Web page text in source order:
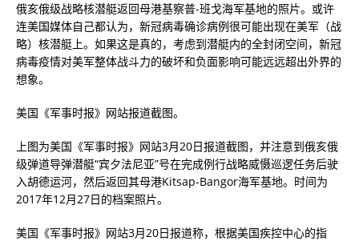
俄亥俄级战略核潜艇返回母港基察普-班戈海军基地的照片。或许
连美国媒体自己都认为，新冠病毒确诊病例很可能出现在美军（战
略）核潜艇上。如果这是真的，考虑到潜艇内的全封闭空间，新冠
病毒疫情对美军整体战斗力的破坏和负面影响可能远远超出外界的
想象。
美国《军事时报》网站报道截图。
上图为美国《军事时报》网站3月20日报道截图，并注意到俄亥俄
级弹道导弹潜艇“宾夕法尼亚”号在完成例行战略威慑巡逻任务后驶
入胡德运河，然后返回其母港Kitsap-Bangor海军基地。时间为
2017年12月27日的档案照片。
美国《军事时报》网站3月20日报道称，根据美国疾控中心的指